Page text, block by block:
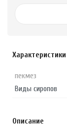
Характеристики
пекмез
Виды сиропов
Описание